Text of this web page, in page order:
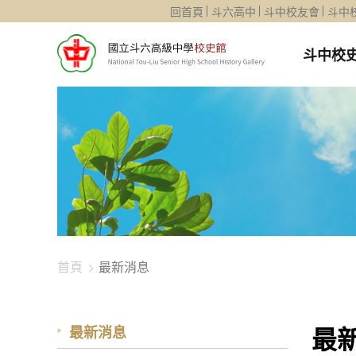
回首頁 斗六高中 斗中校友會 斗中
斗中校
首頁 最新消息
最新消息 最